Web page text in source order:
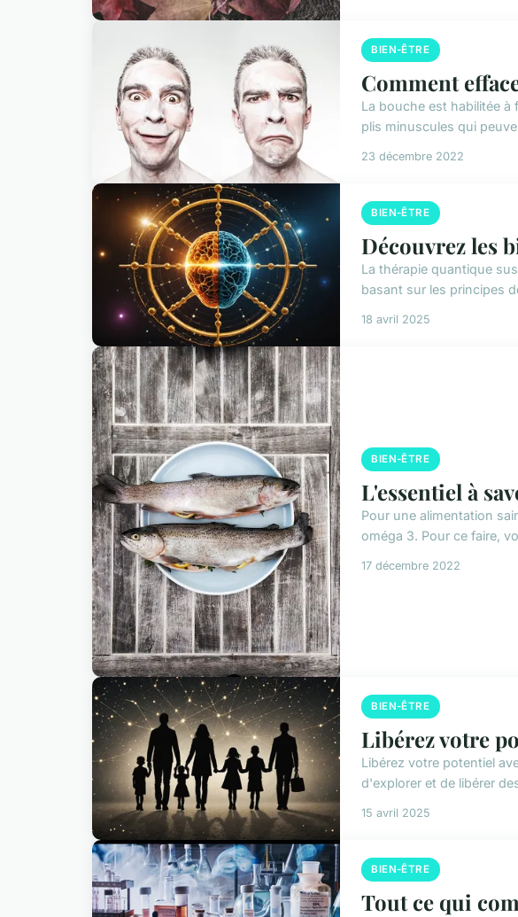
BIEN-ÊTRE
Comment
La bouche est habilitée
plis minuscules qui
23 décembre 2022
BIEN-ÊTRE
Découvrez les
La thérapie quantique
basant sur les principes
18 avril 2025
BIEN-ÊTRE
L'essentiel à
Pour une alimentation
oméga 3. Pour ce faire,
17 décembre 2022
BIEN-ÊTRE
Libérez votre
Libérez votre potentiel
d'explorer et de libérer
15 avril 2025
BIEN-ÊTRE
Tout ce qui